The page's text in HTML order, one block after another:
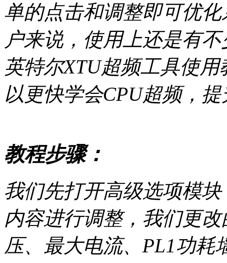
单的点击和调整即可优
户来说，使用上还是有
英特尔XTU超频工具使
以更快学会CPU超频，
教程步骤：
我们先打开高级选项模
内容进行调整，我们更
压、最大电流、PL1功耗